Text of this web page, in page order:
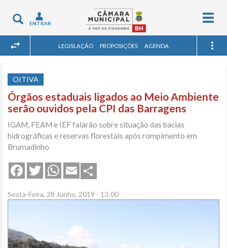
Toggle
navigation
ENTRAR
LEGISLAÇÃO PROPOSIÇÕES AGENDA
OITIVA
Órgãos estaduais ligados ao Meio Ambiente
serão ouvidos pela CPI das Barragens
IGAM, FEAM e IEF falarão sobre situação das bacias
hidrográficas e reservas florestais após rompimento em
Brumadinho
FacebookTwitterWhatsApp
Email
Sexta-Feira, 28 Junho, 2019 - 13:00